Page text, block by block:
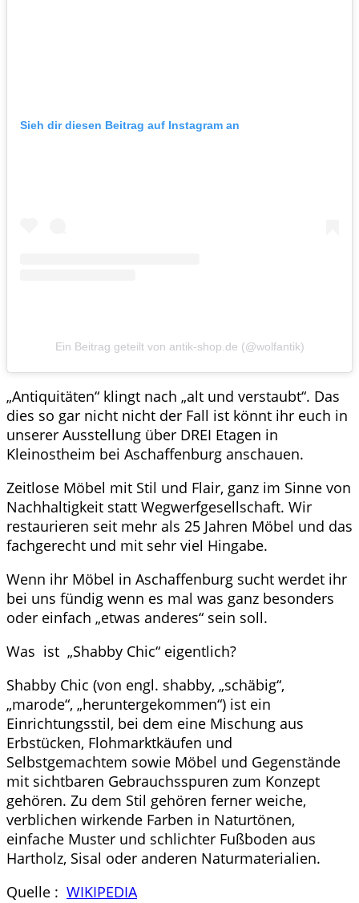
Sieh dir diesen Beitrag auf Instagram an
Ein Beitrag geteilt von antik-shop.de (@wolfantik)
„Antiquitäten“ klingt nach „alt und verstaubt“. Das
dies so gar nicht nicht der Fall ist könnt ihr euch in
unserer Ausstellung über DREI Etagen in
Kleinostheim bei Aschaffenburg anschauen.
Zeitlose Möbel mit Stil und Flair, ganz im Sinne von
Nachhaltigkeit statt Wegwerfgesellschaft. Wir
restaurieren seit mehr als 25 Jahren Möbel und das
fachgerecht und mit sehr viel Hingabe.
Wenn ihr Möbel in Aschaffenburg sucht werdet ihr
bei uns fündig wenn es mal was ganz besonders
oder einfach „etwas anderes“ sein soll.
Was ist „Shabby Chic“ eigentlich?
Shabby Chic (von engl. shabby, „schäbig“,
„marode“, „heruntergekommen“) ist ein
Einrichtungsstil, bei dem eine Mischung aus
Erbstücken, Flohmarktkäufen und
Selbstgemachtem sowie Möbel und Gegenstände
mit sichtbaren Gebrauchsspuren zum Konzept
gehören. Zu dem Stil gehören ferner weiche,
verblichen wirkende Farben in Naturtönen,
einfache Muster und schlichter Fußboden aus
Hartholz, Sisal oder anderen Naturmaterialien.
Quelle : WIKIPEDIA